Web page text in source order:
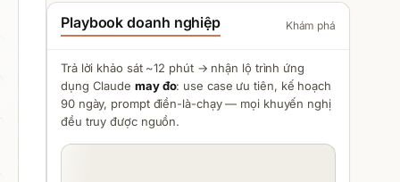
Playbook doanh nghiệp Khám phá
Trả lời khảo sát ~12 phút → nhận lộ trình ứng
dụng Claude may đo: use case ưu tiên, kế hoạch
90 ngày, prompt điền-là-chạy — mọi khuyến nghị
đều truy được nguồn.